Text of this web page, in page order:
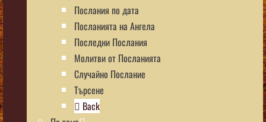
Послания по дата
Посланията на Ангела
Последни Послания
Молитви от Посланията
Случайно Послание
Търсене
Back